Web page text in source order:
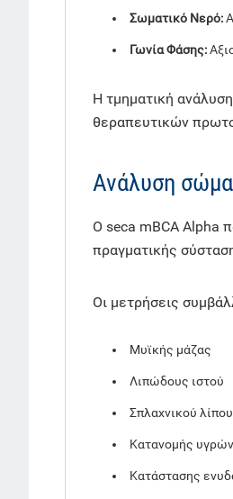
Σωματικό Νερό:
Γωνία Φάσης:
Η τμηματική
θεραπευτικών
Ανάλυση
Ο seca mBCA Alpha
πραγματικής
Οι μετρήσεις
Μυϊκής μάζας
Λιπώδους ιστού
Σπλαχνικού
Κατανομής
Κατάστασης